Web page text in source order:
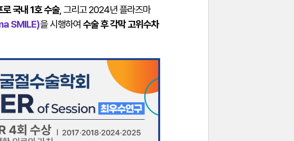
로 국내 1호 수술, 그리고 2024년 플라즈마
SMILE)을 시행하여수술 후 각막 고위수차